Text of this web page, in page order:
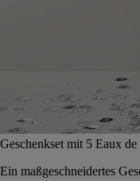
Geschenkset mit 5 Eaux
Ein maßgeschneidertes